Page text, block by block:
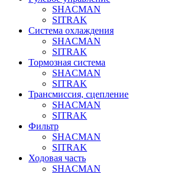
SHACMAN
SITRAK
Система охлаждения
SHACMAN
SITRAK
Тормозная система
SHACMAN
SITRAK
Трансмиссия, сцепление
SHACMAN
SITRAK
Фильтр
SHACMAN
SITRAK
Ходовая часть
SHACMAN